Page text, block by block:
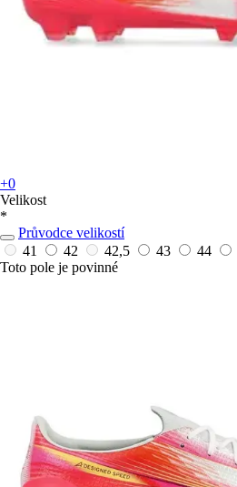
+0
Velikost
*
Průvodce velikostí
41
42 42,5 43 44
Toto pole je povinné